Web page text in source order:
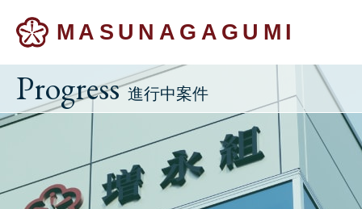
MASUNAGAGUMI
Progress 進行中案件